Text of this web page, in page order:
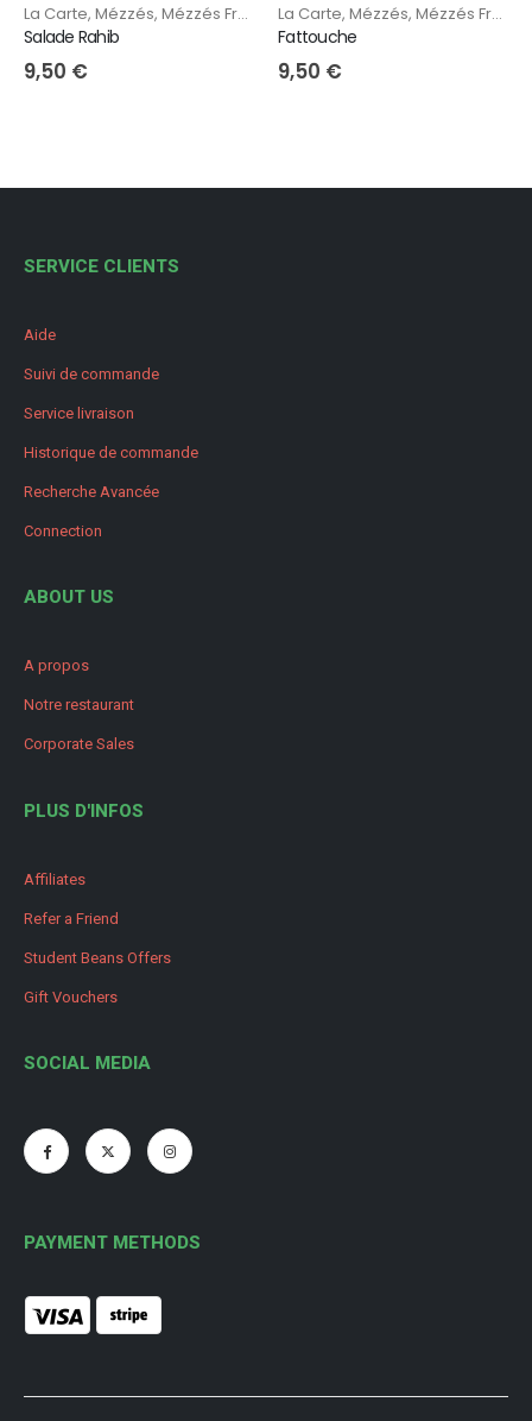
La Carte, Mézzés, Mézzés Froids
Salade Rahib
9,50 €
La Carte, Mézzés, Mézzés Froids
Fattouche
9,50 €
SERVICE CLIENTS
Aide
Suivi de commande
Service livraison
Historique de commande
Recherche Avancée
Connection
ABOUT US
A propos
Notre restaurant
Corporate Sales
PLUS D'INFOS
Affiliates
Refer a Friend
Student Beans Offers
Gift Vouchers
SOCIAL MEDIA
PAYMENT METHODS